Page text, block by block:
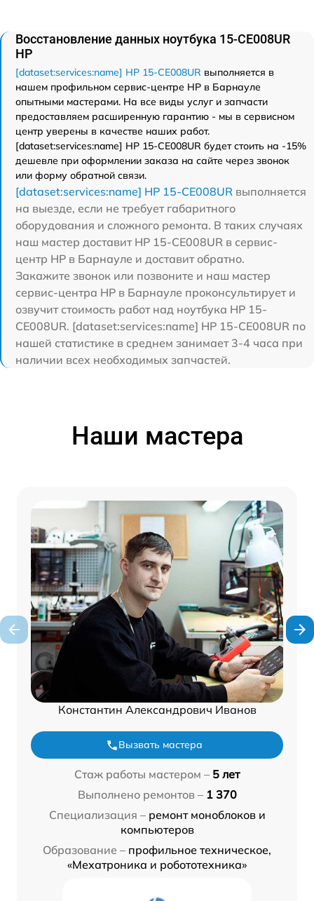
Восстановление данных ноутбука 15-CE008UR
HP
[dataset:services:name] HP 15-CE008UR выполняется в
нашем профильном сервис-центре HP в Барнауле
опытными мастерами. На все виды услуг и запчасти
предоставляем расширенную гарантию - мы в сервисном
центр уверены в качестве наших работ.
[dataset:services:name] HP 15-CE008UR будет стоить на -15%
дешевле при оформлении заказа на сайте через звонок
или форму обратной связи.
[dataset:services:name] HP 15-CE008UR выполняется
на выезде, если не требует габаритного
оборудования и сложного ремонта. В таких случаях
наш мастер доставит HP 15-CE008UR в сервис-
центр HP в Барнауле и доставит обратно.
Закажите звонок или позвоните и наш мастер
сервис-центра HP в Барнауле проконсультирует и
озвучит стоимость работ над ноутбука HP 15-
CE008UR. [dataset:services:name] HP 15-CE008UR по
нашей статистике в среднем занимает 3-4 часа при
наличии всех необходимых запчастей.
Наши мастера
Константин Александрович Иванов
Вызвать мастера
Стаж работы мастером – 5 лет
Выполнено ремонтов – 1 370
Специализация – ремонт моноблоков и
компьютеров
Образование – профильное техническое,
«Мехатроника и робототехника»